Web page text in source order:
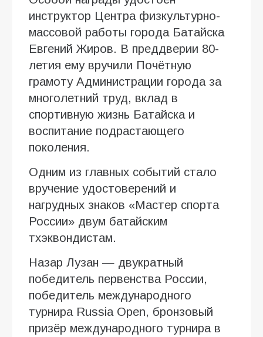
инструктор Центра физкультурно-
массовой работы города Батайска
Евгений Жиров. В преддверии 80-
летия ему вручили Почётную
грамоту Администрации города за
многолетний труд, вклад в
спортивную жизнь Батайска и
воспитание подрастающего
поколения.
Одним из главных событий стало
вручение удостоверений и
нагрудных знаков «Мастер спорта
России» двум батайским
тхэквондистам.
Назар Лузан — двукратный
победитель первенства России,
победитель международного
турнира Russia Open, бронзовый
призёр международного турнира в